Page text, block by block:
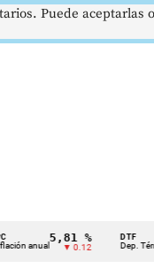
5,81 %
▼ 0.12
DTF
Dep. Término
Puede aceptarlas